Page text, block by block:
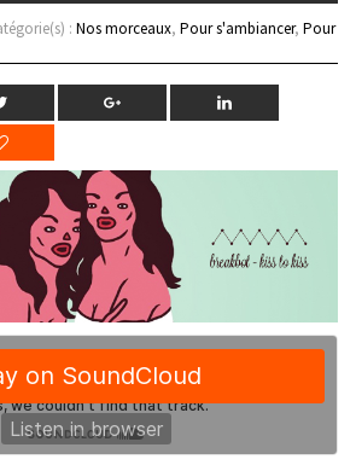
: Nos morceaux, Pour s'ambiancer, Pour